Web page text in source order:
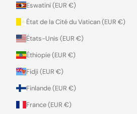
Eswatini (EUR €)
État de la Cité du Vatican (EUR €)
États-Unis (EUR €)
Éthiopie (EUR €)
Fidji (EUR €)
Finlande (EUR €)
France (EUR €)